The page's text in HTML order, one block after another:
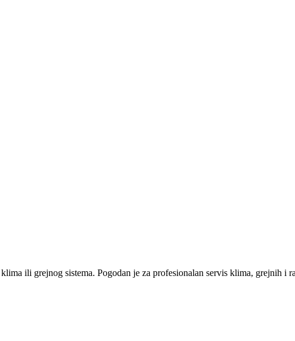
ili grejnog sistema. Pogodan je za profesionalan servis klima, grejnih i